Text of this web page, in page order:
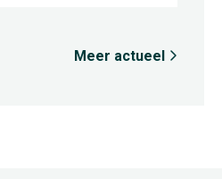
Meer actueel